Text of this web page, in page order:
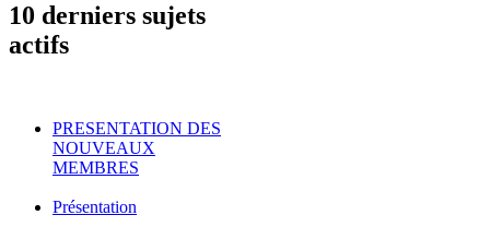
10 derniers sujets
actifs
PRESENTATION DES
NOUVEAUX
MEMBRES
Présentation